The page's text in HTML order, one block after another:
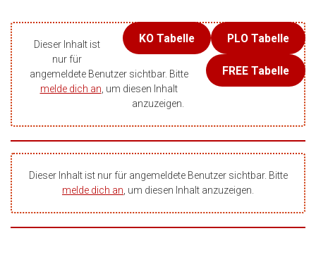
KO Tabelle PLO Tabelle
FREE Tabelle
Dieser Inhalt ist
nur für
angemeldete Benutzer sichtbar. Bitte
melde dich an, um diesen Inhalt
anzuzeigen.
Dieser Inhalt ist nur für angemeldete Benutzer sichtbar. Bitte
melde dich an, um diesen Inhalt anzuzeigen.